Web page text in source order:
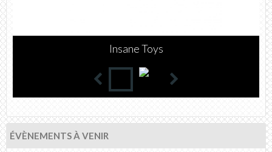
WATTS
ÉVÈNEMENTS À VENIR